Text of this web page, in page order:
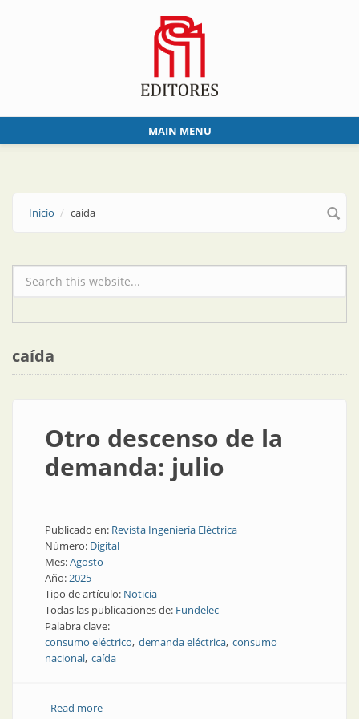
MAIN MENU
Inicio caída
Formulario de búsqueda
caída
Otro descenso de la
demanda: julio
Publicado en: Revista Ingeniería Eléctrica
Número: Digital
Mes:Agosto
Año:2025
Tipo de artículo: Noticia
Todas las publicaciones de: Fundelec
Palabra clave:
consumo eléctrico demanda eléctrica consumo
nacional caída
Read moreabout Otro descenso de la demanda: julio